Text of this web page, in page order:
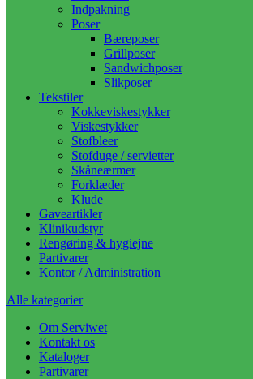
Indpakning
Poser
Bæreposer
Grillposer
Sandwichposer
Slikposer
Tekstiler
Kokkeviskestykker
Viskestykker
Stofbleer
Stofduge / servietter
Skåneærmer
Forklæder
Klude
Gaveartikler
Klinikudstyr
Rengøring & hygiejne
Partivarer
Kontor / Administration
Alle kategorier
Om Serviwet
Kontakt os
Kataloger
Partivarer